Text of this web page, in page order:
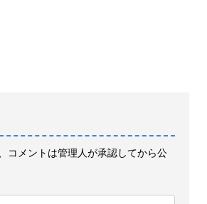
コメントは管理人が承認してから公